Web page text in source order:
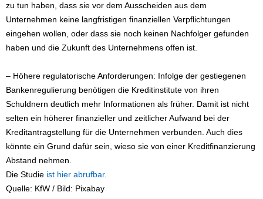
zu tun haben, dass sie vor dem Ausscheiden aus dem
Unternehmen keine langfristigen finanziellen Verpflichtungen
eingehen wollen, oder dass sie noch keinen Nachfolger gefunden
haben und die Zukunft des Unternehmens offen ist.
– Höhere regulatorische Anforderungen: Infolge der gestiegenen
Bankenregulierung benötigen die Kreditinstitute von ihren
Schuldnern deutlich mehr Informationen als früher. Damit ist nicht
selten ein höherer finanzieller und zeitlicher Aufwand bei der
Kreditantragstellung für die Unternehmen verbunden. Auch dies
könnte ein Grund dafür sein, wieso sie von einer Kreditfinanzierung
Abstand nehmen.
Die Studie ist hier abrufbar.
Quelle: KfW / Bild: Pixabay